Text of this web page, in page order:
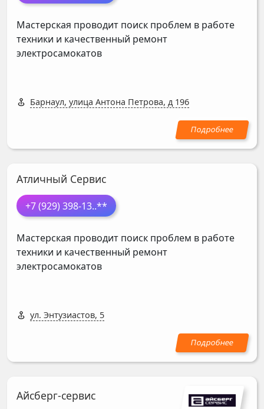
Мастерская проводит поиск проблем в работе
техники и качественный ремонт
электросамокатов
Барнаул, улица Антона Петрова, д 196
Атличный Сервис
+7 (929) 398-13..**
Мастерская проводит поиск проблем в работе
техники и качественный ремонт
электросамокатов
ул. Энтузиастов, 5
Айсберг-сервис